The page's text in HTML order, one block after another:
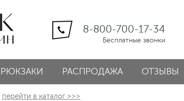
8-800-700-17-34
Бесплатные звонки
РЮКЗАКИ РАСПРОДАЖА ОТЗЫВЫ
перейти в каталог >>>